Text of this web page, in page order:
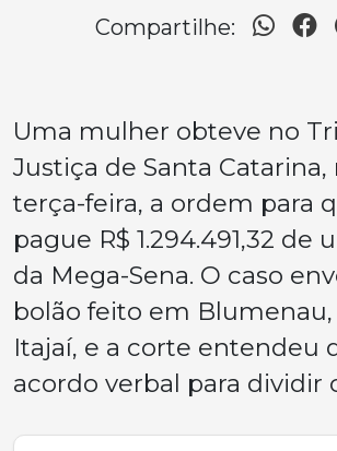
Compartilhe:
Uma mulher obteve no
Justiça de Santa Catarina,
terça-feira, a ordem para
pague R$ 1.294.491,32 de
da Mega-Sena. O caso
bolão feito em Blumenau,
Itajaí, e a corte entendeu
acordo verbal para dividir